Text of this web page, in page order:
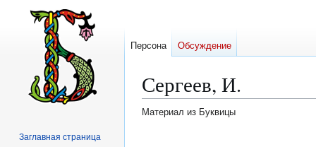
Сергеев, И.
Материал из Буквицы
Персона Обсуждение
Заглавная страница